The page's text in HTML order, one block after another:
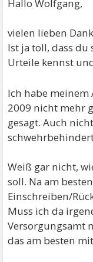
Hallo Wolfgang,
vielen lieben
Ist ja toll, dass
Urteile kennst
Ich habe
2009 nicht mehr
gesagt. Auch
Weiß gar nicht,
soll. Na am
Einschreiben/
Muss ich da
Versorgungsamt
das am besten